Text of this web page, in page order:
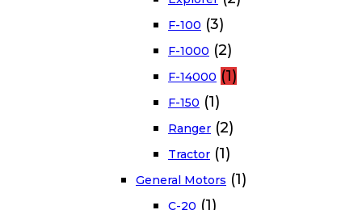
F-100 (3)
F-1000 (2)
F-14000 (1)
F-150 (1)
Ranger (2)
Tractor (1)
General Motors (1)
C-20 (1)